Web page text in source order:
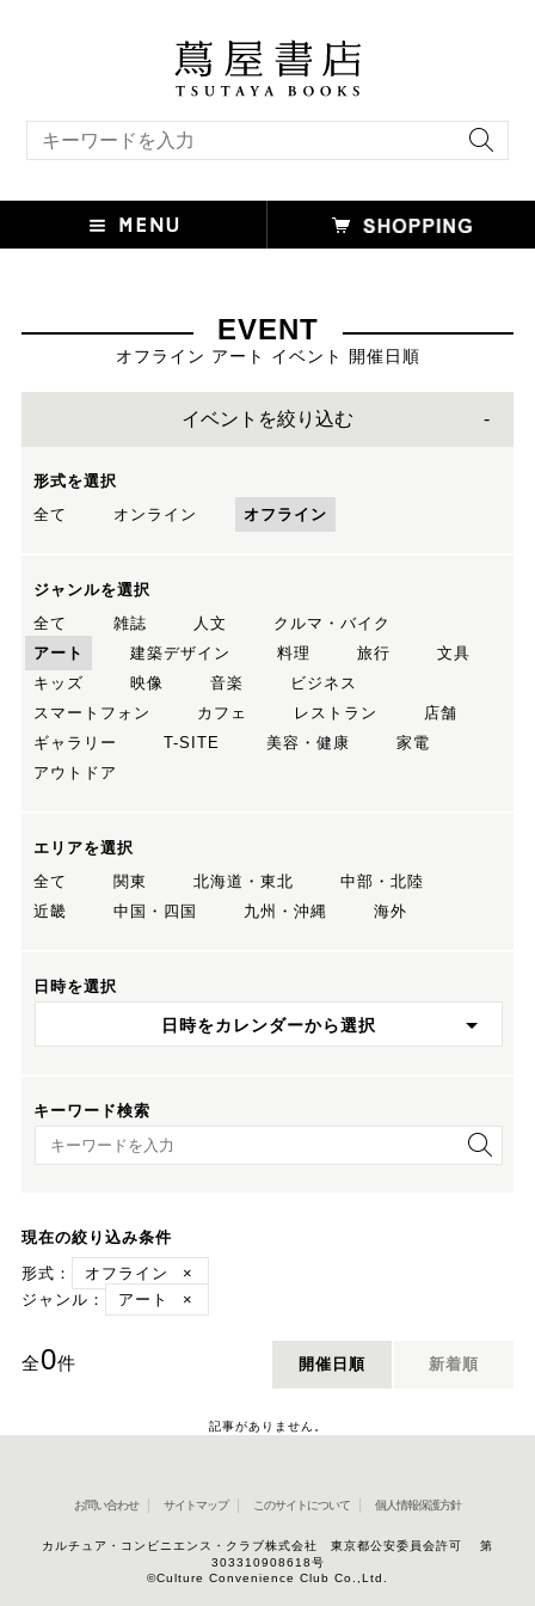
EVENT
オフライン アート イベント 開催日順
イベントを絞り込む
形式を選択
全て
オンライン オフライン
ジャンルを選択
全て
雑誌 人文
クルマ・バイク
アート
建築デザイン 料理 旅行
文具
キッズ
映像 音楽
ビジネス
スマートフォン
カフェ レストラン
店舗
ギャラリー
T-SITE 美容・健康
家電
アウトドア
エリアを選択
全て
関東 北海道・東北
中部・北陸
近畿
中国・四国 九州・沖縄 海外
日時を選択
日時をカレンダーから選択
キーワード検索
キーワード検索
現在の絞り込み条件
形式：
オフライン
×
ジャンル：
アート ×
全0件 開催日順 新着順
記事がありません。
お問い合わせ サイトマップ このサイトについて 個人情報保護方針
カルチュア・コンビニエンス・クラブ株式会社 東京都公安委員会許可 第
303310908618号
©Culture Convenience Club Co.,Ltd.